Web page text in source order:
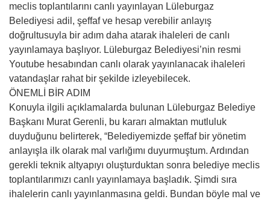
meclis toplantılarını canlı yayınlayan Lüleburgaz
Belediyesi adil, şeffaf ve hesap verebilir anlayış
doğrultusuyla bir adım daha atarak ihaleleri de canlı
yayınlamaya başlıyor. Lüleburgaz Belediyesi’nin resmi
Youtube hesabından canlı olarak yayınlanacak ihaleleri
vatandaşlar rahat bir şekilde izleyebilecek.
ÖNEMLİ BİR ADIM
Konuyla ilgili açıklamalarda bulunan Lüleburgaz Belediye
Başkanı Murat Gerenli, bu kararı almaktan mutluluk
duyduğunu belirterek, “Belediyemizde şeffaf bir yönetim
anlayışla ilk olarak mal varlığımı duyurmuştum. Ardından
gerekli teknik altyapıyı oluşturduktan sonra belediye meclis
toplantılarımızı canlı yayınlamaya başladık. Şimdi sıra
ihalelerin canlı yayınlanmasına geldi. Bundan böyle mal ve